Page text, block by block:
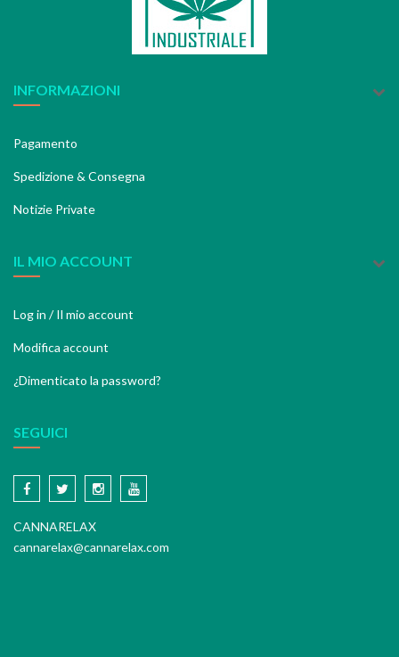
INFORMAZIONI
Pagamento
Spedizione & Consegna
Notizie Private
IL MIO ACCOUNT
Log in / Il mio account
Modifica account
¿Dimenticato la password?
SEGUICI
CANNARELAX
cannarelax@cannarelax.com